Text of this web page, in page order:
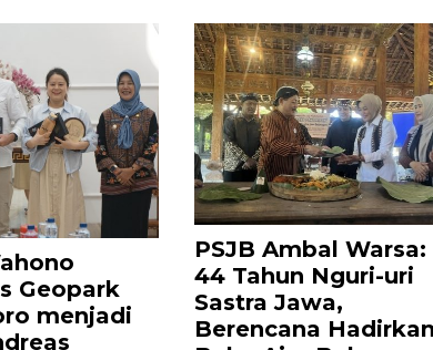
Geopark
menjadi
PSJB Ambal Warsa:
44 Tahun Nguri-uri
Sastra Jawa,
Berencana